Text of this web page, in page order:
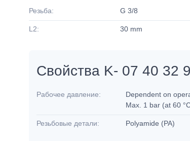
Резьба: G 3/8
L2: 30 mm
Свойства K- 07 40 32
Рабочее давление:
Dependent on
Max. 1 bar (at 60
Резьбовые детали: Polyamide (PA)